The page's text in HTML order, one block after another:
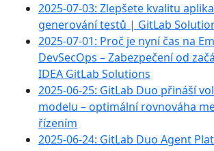
2025-07-03: Zlepšete kvalitu
generování testů | GitLab
2025-07-01: Proč je nyní čas na
DevSecOps – Zabezpečení od
IDEA GitLab Solutions
2025-06-25: GitLab Duo přináší
modelu – optimální rovnováha
řízením
2025-06-24: GitLab Duo Agent